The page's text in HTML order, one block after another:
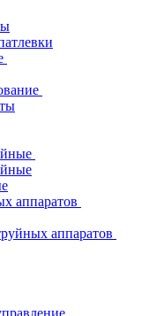
аппаратов
аппаратов